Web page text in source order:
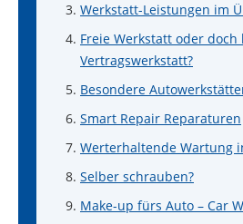
Werkstatt-Leistungen im
Freie Werkstatt oder doch
Vertragswerkstatt?
Besondere
Smart Repair Reparaturen
Werterhaltende Wartung
Selber schrauben?
Make-up fürs Auto – Car